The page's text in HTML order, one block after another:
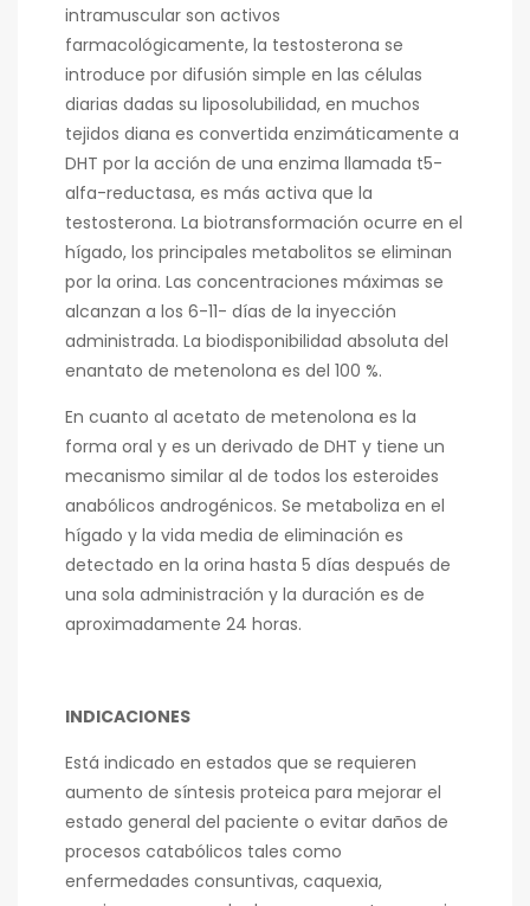
intramuscular son activos
farmacológicamente, la testosterona se
introduce por difusión simple en las células
diarias dadas su liposolubilidad, en muchos
tejidos diana es convertida enzimáticamente a
DHT por la acción de una enzima llamada t5-
alfa-reductasa, es más activa que la
testosterona. La biotransformación ocurre en el
hígado, los principales metabolitos se eliminan
por la orina. Las concentraciones máximas se
alcanzan a los 6-11- días de la inyección
administrada. La biodisponibilidad absoluta del
enantato de metenolona es del 100 %.
En cuanto al acetato de metenolona es la
forma oral y es un derivado de DHT y tiene un
mecanismo similar al de todos los esteroides
anabólicos androgénicos. Se metaboliza en el
hígado y la vida media de eliminación es
detectado en la orina hasta 5 días después de
una sola administración y la duración es de
aproximadamente 24 horas.
INDICACIONES
Está indicado en estados que se requieren
aumento de síntesis proteica para mejorar el
estado general del paciente o evitar daños de
procesos catabólicos tales como
enfermedades consuntivas, caquexia,